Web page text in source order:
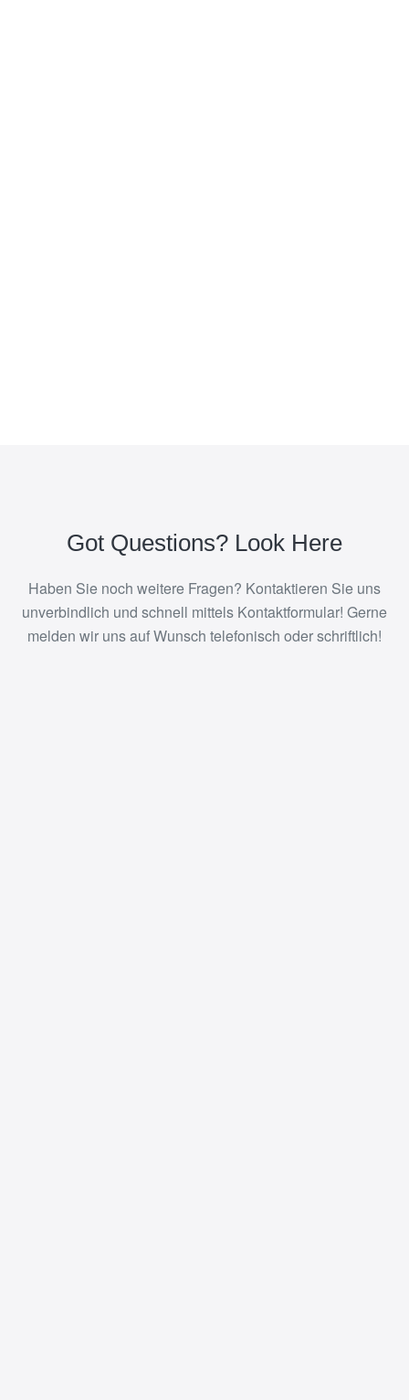
Got Questions? Look Here
Haben Sie noch weitere Fragen? Kontaktieren Sie uns
unverbindlich und schnell mittels Kontaktformular! Gerne
melden wir uns auf Wunsch telefonisch oder schriftlich!